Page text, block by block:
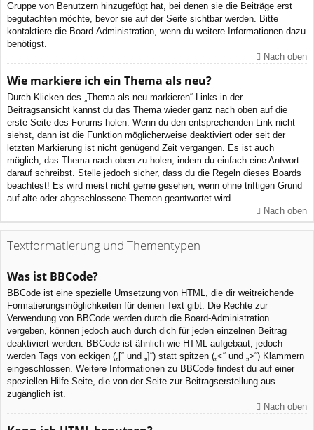
Gruppe von Benutzern hinzugefügt hat, bei denen sie die Beiträge erst
begutachten möchte, bevor sie auf der Seite sichtbar werden. Bitte
kontaktiere die Board-Administration, wenn du weitere Informationen dazu
benötigst.
Nach oben
Wie markiere ich ein Thema als neu?
Durch Klicken des „Thema als neu markieren“-Links in der
Beitragsansicht kannst du das Thema wieder ganz nach oben auf die
erste Seite des Forums holen. Wenn du den entsprechenden Link nicht
siehst, dann ist die Funktion möglicherweise deaktiviert oder seit der
letzten Markierung ist nicht genügend Zeit vergangen. Es ist auch
möglich, das Thema nach oben zu holen, indem du einfach eine Antwort
darauf schreibst. Stelle jedoch sicher, dass du die Regeln dieses Boards
beachtest! Es wird meist nicht gerne gesehen, wenn ohne triftigen Grund
auf alte oder abgeschlossene Themen geantwortet wird.
Nach oben
Textformatierung und Thementypen
Was ist BBCode?
BBCode ist eine spezielle Umsetzung von HTML, die dir weitreichende
Formatierungsmöglichkeiten für deinen Text gibt. Die Rechte zur
Verwendung von BBCode werden durch die Board-Administration
vergeben, können jedoch auch durch dich für jeden einzelnen Beitrag
deaktiviert werden. BBCode ist ähnlich wie HTML aufgebaut, jedoch
werden Tags von eckigen („[“ und „]“) statt spitzen („<“ und „>“) Klammern
eingeschlossen. Weitere Informationen zu BBCode findest du auf einer
speziellen Hilfe-Seite, die von der Seite zur Beitragserstellung aus
zugänglich ist.
Nach oben